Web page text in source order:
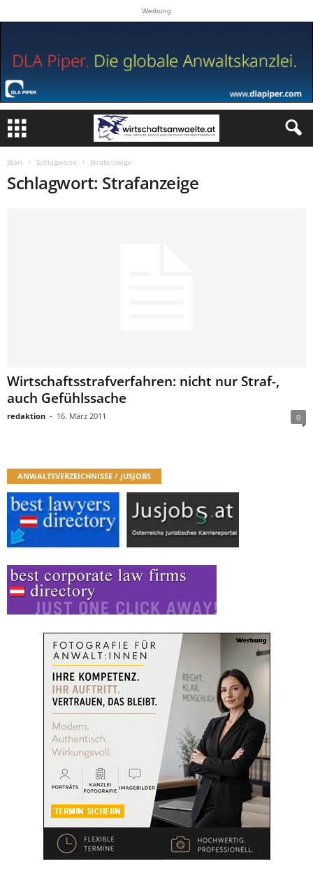
Werbung
Start Schlagworte Strafanzeige
Schlagwort: Strafanzeige
Wirtschaftsstrafverfahren: nicht nur Straf-,
auch Gefühlssache
redaktion - 16. März 2011 0
ANWALTSVERZEICHNISSE / JUSJOBS